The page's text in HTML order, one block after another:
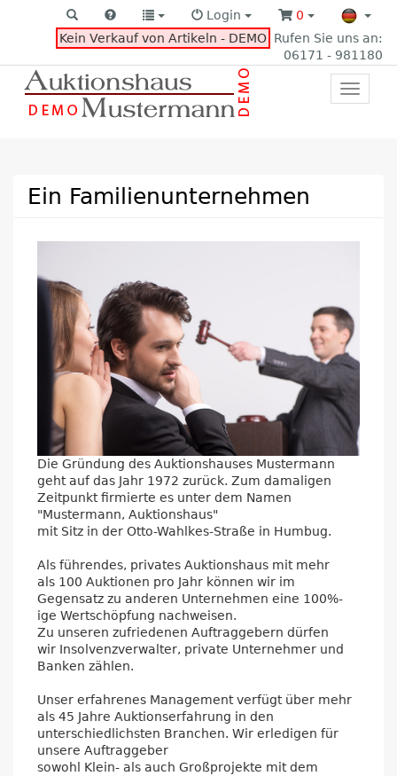
Login
0
Kein Verkauf von Artikeln - DEMO Rufen Sie uns an:
06171 - 981180
Toggle
Ein Familienunternehmen
Die Gründung des Auktionshauses Mustermann
geht auf das Jahr 1972 zurück. Zum damaligen
Zeitpunkt firmierte es unter dem Namen
"Mustermann, Auktionshaus"
mit Sitz in der Otto-Wahlkes-Straße in Humbug.
Als führendes, privates Auktionshaus mit mehr
als 100 Auktionen pro Jahr können wir im
Gegensatz zu anderen Unternehmen eine 100%-
ige Wertschöpfung nachweisen.
Zu unseren zufriedenen Auftraggebern dürfen
wir Insolvenzverwalter, private Unternehmer und
Banken zählen.
Unser erfahrenes Management verfügt über mehr
als 45 Jahre Auktionserfahrung in den
unterschiedlichsten Branchen. Wir erledigen für
unsere Auftraggeber
sowohl Klein- als auch Großprojekte mit dem